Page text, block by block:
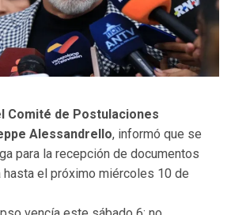
Comité de Postulaciones
Alessandrello, informó que se
para la recepción de documentos
el próximo miércoles 10 de